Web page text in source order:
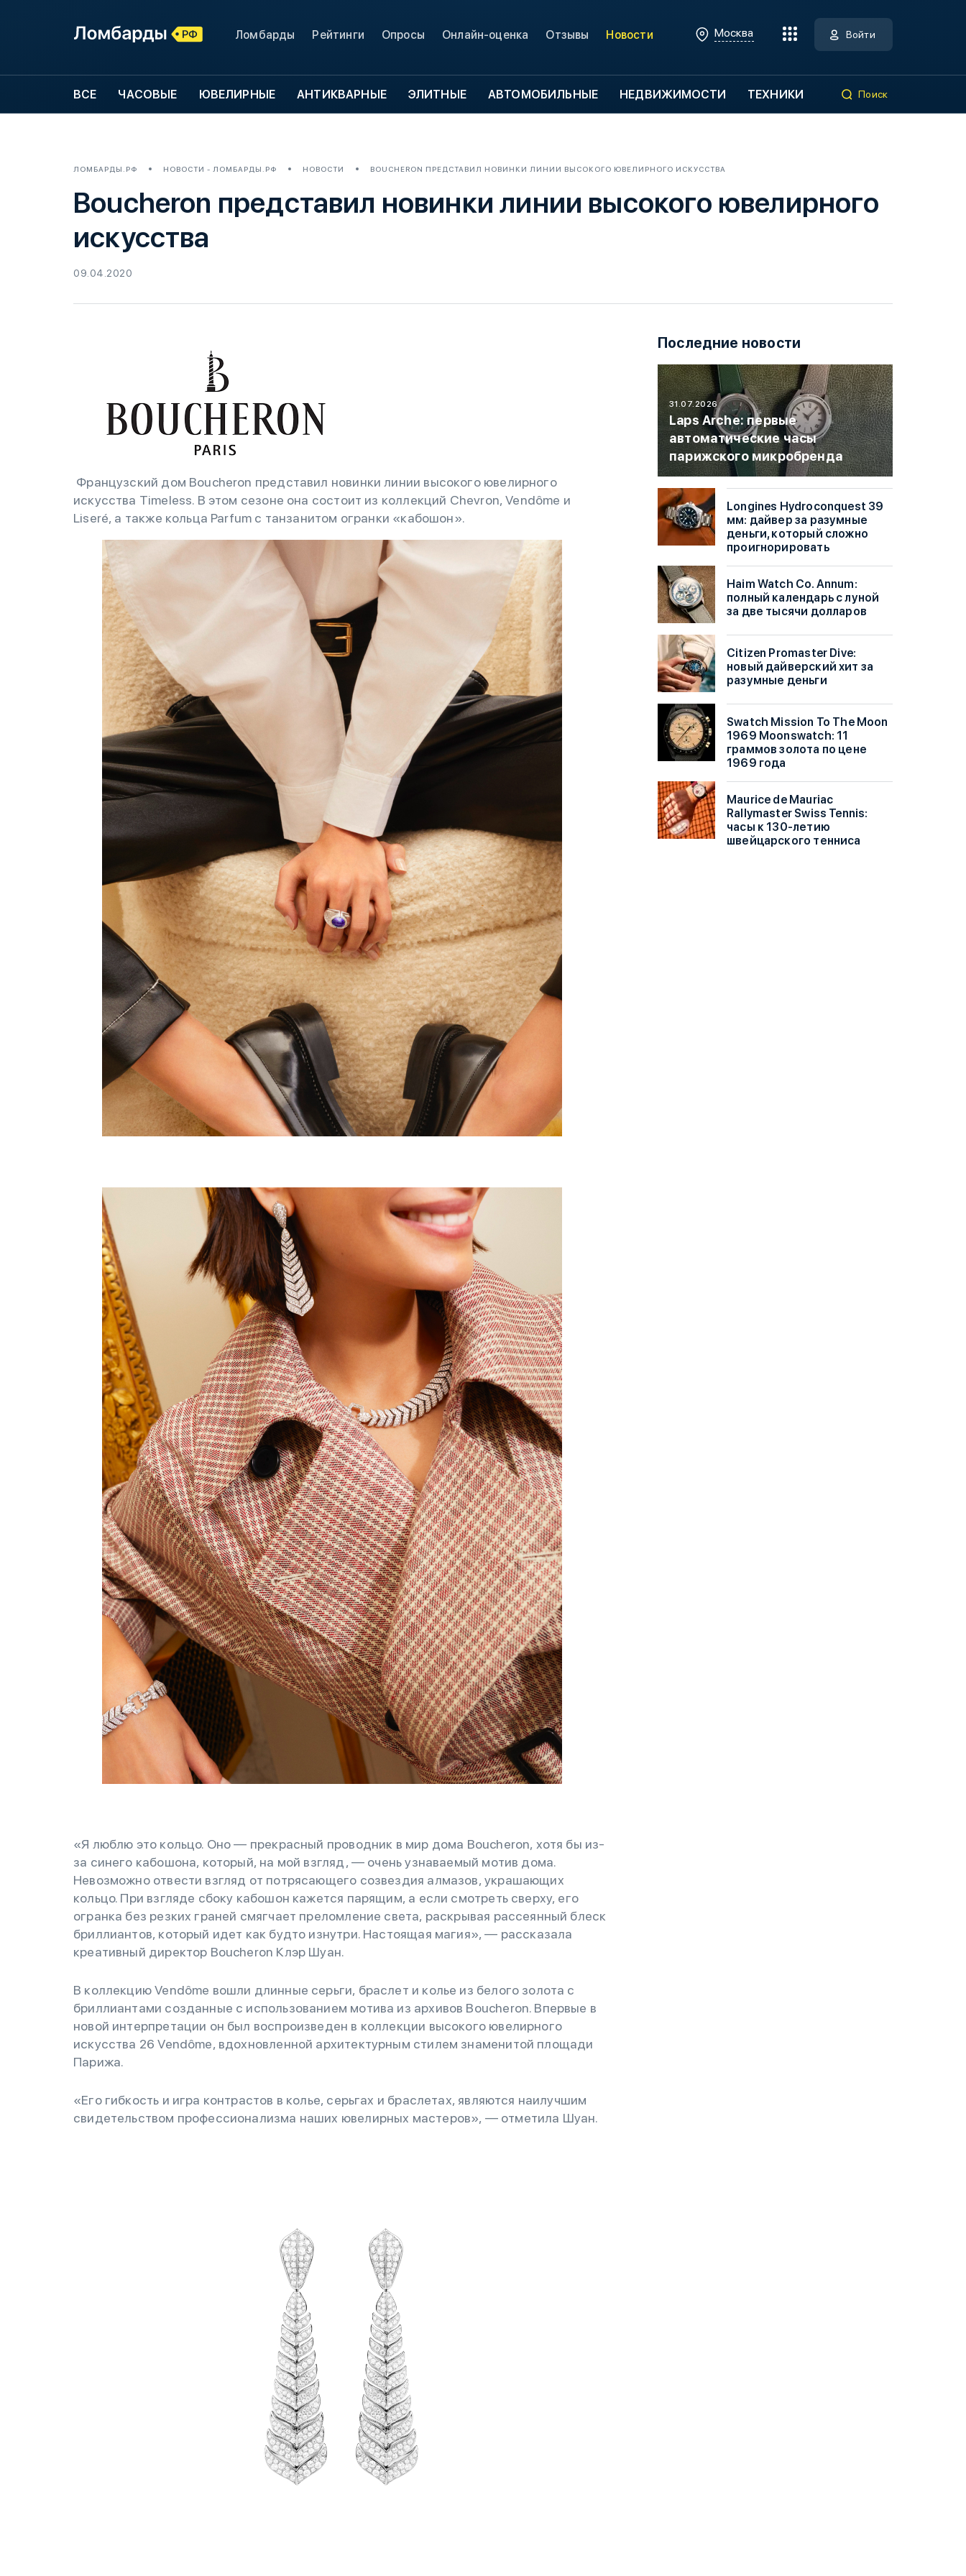
Ломбарды Рейтинги Опросы Онлайн-оценка Отзывы Новости Москва Войти
ВСЕ ЧАСОВЫЕ ЮВЕЛИРНЫЕ АНТИКВАРНЫЕ ЭЛИТНЫЕ АВТОМОБИЛЬНЫЕ НЕДВИЖИМОСТИ ТЕХНИКИ Поиск
ЛОМБАРДЫ.РФ НОВОСТИ - ЛОМБАРДЫ.РФ НОВОСТИ BOUCHERON ПРЕДСТАВИЛ НОВИНКИ ЛИНИИ ВЫСОКОГО ЮВЕЛИРНОГО ИСКУССТВА
Boucheron представил новинки линии высокого ювелирного
искусства
09.04.2020
Французский дом Boucheron представил новинки линии высокого ювелирного
искусства Timeless. В этом сезоне она состоит из коллекций Chevron, Vendôme и
Liseré, а также кольца Parfum с танзанитом огранки «кабошон».
«Я люблю это кольцо. Оно — прекрасный проводник в мир дома Boucheron, хотя бы из-
за синего кабошона, который, на мой взгляд, — очень узнаваемый мотив дома.
Невозможно отвести взгляд от потрясающего созвездия алмазов, украшающих
кольцо. При взгляде сбоку кабошон кажется парящим, а если смотреть сверху, его
огранка без резких граней смягчает преломление света, раскрывая рассеянный блеск
бриллиантов, который идет как будто изнутри. Настоящая магия», — рассказала
креативный директор Boucheron Клэр Шуан.
В коллекцию Vendôme вошли длинные серьги, браслет и колье из белого золота с
бриллиантами созданные с использованием мотива из архивов Boucheron. Впервые в
новой интерпретации он был воспроизведен в коллекции высокого ювелирного
искусства 26 Vendôme, вдохновленной архитектурным стилем знаменитой площади
Парижа.
«Его гибкость и игра контрастов в колье, серьгах и браслетах, являются наилучшим
свидетельством профессионализма наших ювелирных мастеров», — отметила Шуан.
Последние новости
31.07.2026
Laps Arche: первые
автоматические часы
парижского микробренда
Longines Hydroconquest 39
мм: дайвер за разумные
деньги, который сложно
проигнорировать
Haim Watch Co. Annum:
полный календарь с луной
за две тысячи долларов
Citizen Promaster Dive:
новый дайверский хит за
разумные деньги
Swatch Mission To The Moon
1969 Moonswatch: 11
граммов золота по цене
1969 года
Maurice de Mauriac
Rallymaster Swiss Tennis:
часы к 130-летию
швейцарского тенниса